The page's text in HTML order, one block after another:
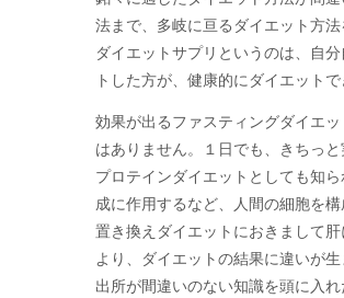
法まで、多岐に亘るダイエット方法
ダイエットサプリというのは、自
トした方が、健康的にダイエットで
効果が出るファスティングダイエ
はありません。１日でも、きちっ
プロテインダイエットとしても知
成に作用するなど、人間の細胞を
置き換えダイエットにおきまして
より、ダイエットの結果に違いが生
出所が間違いのない知識を頭に入